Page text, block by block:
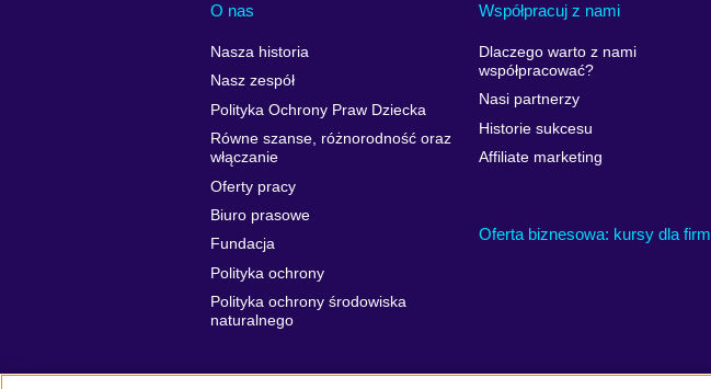
O nas
Nasza historia
Nasz zespół
Polityka Ochrony Praw Dziecka
Równe szanse, różnorodność oraz
włączanie
Oferty pracy
Biuro prasowe
Fundacja
Polityka ochrony
Polityka ochrony środowiska
naturalnego
Współpracuj z nami
Dlaczego warto z nami
współpracować?
Nasi partnerzy
Historie sukcesu
Affiliate marketing
Oferta biznesowa: kursy dla firm